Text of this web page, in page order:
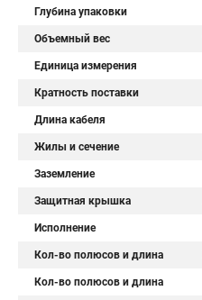
Глубина упаковки
Объемный вес
Единица измерения
Кратность поставки
Длина кабеля
Жилы и сечение
Заземление
Защитная крышка
Исполнение
Кол-во полюсов и длина
Кол-во полюсов и длина